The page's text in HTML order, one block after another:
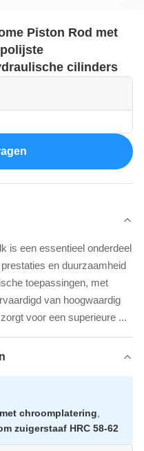
Piston Rod met
cilinders
is een essentieel onderdeel
en duurzaamheid
toepassingen, met
van hoogwaardig
voor een superieure ...
chroomplatering
zuigerstaaf HRC 58-62